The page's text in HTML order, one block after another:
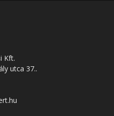
Kft.
utca 37..